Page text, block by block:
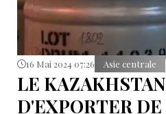
16 Mai 2024 07:26 Asie centrale
LE
D'EXPORTER